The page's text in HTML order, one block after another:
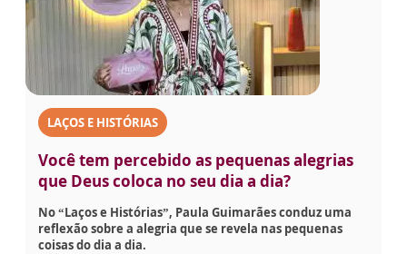
LAÇOS E HISTÓRIAS
Você tem percebido as pequenas alegrias
que Deus coloca no seu dia a dia?
No “Laços e Histórias”, Paula Guimarães conduz uma
reflexão sobre a alegria que se revela nas pequenas
coisas do dia a dia.